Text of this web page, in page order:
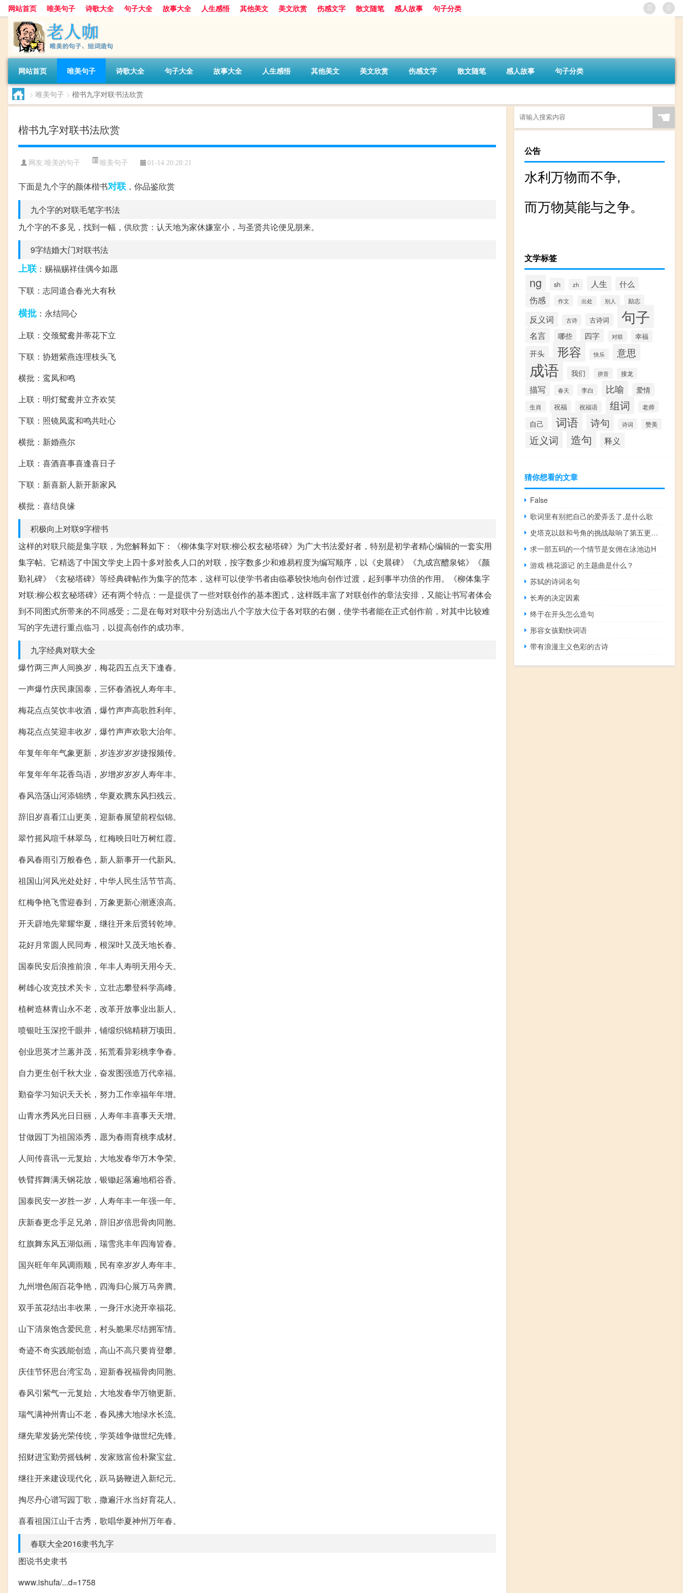
网站首页 唯美句子 诗歌大全 句子大全 故事大全 人生感悟 其他美文 美文欣赏 伤感文字 散文随笔 感人故事 句子分类
网站首页 唯美句子 诗歌大全 句子大全 故事大全 人生感悟 其他美文 美文欣赏 伤感文字 散文随笔 感人故事 句子分类
> 唯美句子 > 楷书九字对联书法欣赏
楷书九字对联书法欣赏
网友:唯美的句子 唯美句子 01-14 20:28:21
下面是九个字的颜体楷书对联 ，你品鉴欣赏
九个字的对联毛笔字书法
九个字的不多见，找到一幅，供欣赏：认天地为家休嫌室小，与圣贤共论便见朋来。
9字结婚大门对联书法
上联 ：赐福赐祥佳偶今如愿
下联：志同道合春光大有秋
横批 ：永结同心
上联：交颈鸳鸯并蒂花下立
下联：协翅紫燕连理枝头飞
横批：鸾凤和鸣
上联：明灯鸳鸯并立齐欢笑
下联：照镜凤鸾和鸣共吐心
横批：新婚燕尔
上联：喜酒喜事喜逢喜日子
下联：新喜新人新开新家风
横批：喜结良缘
积极向上对联9字楷书
这样的对联只能是集字联，为您解释如下：《柳体集字对联:柳公权玄秘塔碑》为广大书法爱好者，特别是初学者精心编辑的一套实用
集字帖。它精选了中国文学史上四十多对脍炙人口的对联，按字数多少和难易程度为编写顺序，以《史晨碑》《九成宫醴泉铭》《颜
勤礼碑》《玄秘塔碑》等经典碑帖作为集字的范本，这样可以使学书者由临摹较快地向创作过渡，起到事半功倍的作用。《柳体集字
对联:柳公权玄秘塔碑》还有两个特点：一是提供了一些对联创作的基本图式，这样既丰富了对联创作的章法安排，又能让书写者体会
到不同图式所带来的不同感受；二是在每对对联中分别选出八个字放大位于各对联的右侧，使学书者能在正式创作前，对其中比较难
写的字先进行重点临习，以提高创作的成功率。
九字经典对联大全
爆竹两三声人间换岁，梅花四五点天下逢春。
一声爆竹庆民康国泰，三怀春酒祝人寿年丰。
梅花点点笑饮丰收酒，爆竹声声高歌胜利年。
梅花点点笑迎丰收岁，爆竹声声欢歌大治年。
年复年年年气象更新，岁连岁岁岁捷报频传。
年复年年年花香鸟语，岁增岁岁岁人寿年丰。
春风浩荡山河添锦绣，华夏欢腾东风扫残云。
辞旧岁喜看江山更美，迎新春展望前程似锦。
翠竹摇风喧千林翠鸟，红梅映日吐万树红霞。
春风春雨引万般春色，新人新事开一代新风。
祖国山河风光处处好，中华人民生活节节高。
红梅争艳飞雪迎春到，万象更新心潮逐浪高。
开天辟地先辈耀华夏，继往开来后贤转乾坤。
花好月常圆人民同寿，根深叶又茂天地长春。
国泰民安后浪推前浪，年丰人寿明天用今天。
树雄心攻克技术关卡，立壮志攀登科学高峰。
植树造林青山永不老，改革开放事业出新人。
喷银吐玉深挖千眼井，铺缎织锦精耕万顷田。
创业思英才兰蕙并茂，拓荒看异彩桃李争春。
自力更生创千秋大业，奋发图强造万代幸福。
勤奋学习知识天天长，努力工作幸福年年增。
山青水秀风光日日丽，人寿年丰喜事天天增。
甘做园丁为祖国添秀，愿为春雨育桃李成材。
人间传喜讯一元复始，大地发春华万木争荣。
铁臂挥舞满天钢花放，银锄起落遍地稻谷香。
国泰民安一岁胜一岁，人寿年丰一年强一年。
庆新春更念手足兄弟，辞旧岁倍思骨肉同胞。
红旗舞东风五湖似画，瑞雪兆丰年四海皆春。
国兴旺年年风调雨顺，民有幸岁岁人寿年丰。
九州增色闹百花争艳，四海归心展万马奔腾。
双手茧花结出丰收果，一身汗水浇开幸福花。
山下清泉饱含爱民意，村头脆果尽结拥军情。
奇迹不奇实践能创造，高山不高只要肯登攀。
庆佳节怀思台湾宝岛，迎新春祝福骨肉同胞。
春风引紫气一元复始，大地发春华万物更新。
瑞气满神州青山不老，春风拂大地绿水长流。
继先辈发扬光荣传统，学英雄争做世纪先锋。
招财进宝勤劳摇钱树，发家致富俭朴聚宝盆。
继往开来建设现代化，跃马扬鞭进入新纪元。
掏尽丹心谱写园丁歌，撒遍汗水当好育花人。
喜看祖国江山千古秀，歌唱华夏神州万年春。
春联大全2016隶书九字
图说书史隶书
www.ishufa/...d=1758
☚
公告
水利万物而不争,
而万物莫能与之争。
文学标签
ng sh zh 人生 什么
伤感 作文 出处 别人 励志
反义词 古诗 古诗词 句子
名言 哪些 四字 对联 幸福
开头 形容 快乐 意思
成语 我们 拼音 接龙
描写 春天 李白 比喻 爱情
生肖 祝福 祝福语 组词 老师
自己 词语 诗句 诗词 赞美
近义词 造句 释义
猜你想看的文章
False
歌词里有别把自己的爱弄丢了,是什么歌
史塔克以鼓和号角的挑战敲响了第五更，星星和天堂之河在三座山上脉动
求一部五码的一个情节是女佣在泳池边H
游戏 桃花源记 的主题曲是什么？
苏轼的诗词名句
长寿的决定因素
终于在开头怎么造句
形容女孩勤快词语
带有浪漫主义色彩的古诗